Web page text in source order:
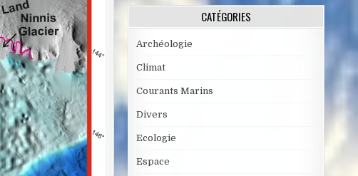
CATÉGORIES
Archéologie
Climat
Courants Marins
Divers
Ecologie
Espace